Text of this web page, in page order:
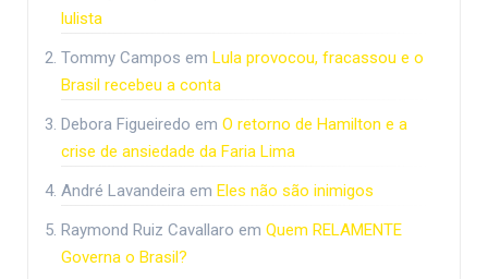
lulista
Tommy Campos em Lula provocou, fracassou e o
Brasil recebeu a conta
Debora Figueiredo em O retorno de Hamilton e a
crise de ansiedade da Faria Lima
André Lavandeira em Eles não são inimigos
Raymond Ruiz Cavallaro em Quem RELAMENTE
Governa o Brasil?